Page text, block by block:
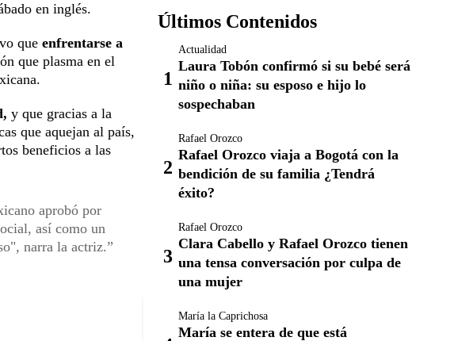
en inglés.
que enfrentarse a
que plasma en el
y que gracias a la
que aquejan al país,
beneficios a las
aprobó por
así como un
narra la actriz.
Últimos Contenidos
Actualidad
Laura Tobón confirmó si su bebé será
niño o niña: su esposo e hijo lo
sospechaban
Rafael Orozco
Rafael Orozco viaja a Bogotá con la
bendición de su familia ¿Tendrá
éxito?
Rafael Orozco
Clara Cabello y Rafael Orozco tienen
una tensa conversación por culpa de
una mujer
María la Caprichosa
María se entera de que está